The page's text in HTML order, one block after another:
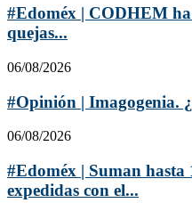
#Edoméx | CODHEM
quejas...
06/08/2026
#Opinión | Imagogenia.
06/08/2026
#Edoméx | Suman hasta
expedidas con el...